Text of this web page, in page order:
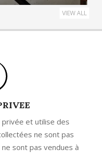
VIEW ALL
et utilise des
ne sont pas
sont pas vendues à